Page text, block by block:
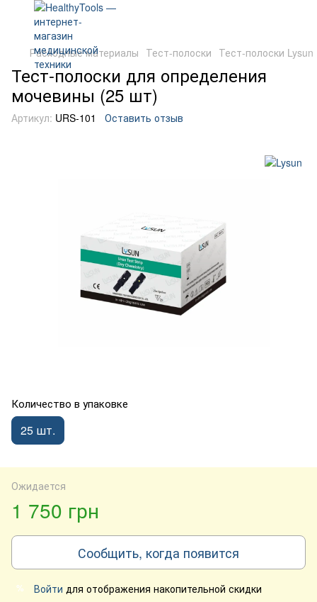
Расходные материалы Тест-полоски Тест-полоски Lysun
Тест-полоски для определения
мочевины (25 шт)
Артикул: URS-101 Оставить отзыв
Количество в упаковке
25 шт.
Ожидается
1 750 грн
Сообщить, когда появится
% Войти для отображения накопительной скидки